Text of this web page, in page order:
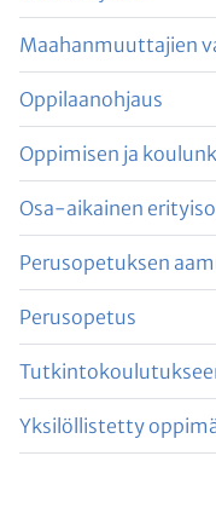
Maahanmuuttajien
Oppilaanohjaus
Oppimisen ja
Osa-aikainen
Perusopetuksen
Perusopetus
Yksilöllistetty